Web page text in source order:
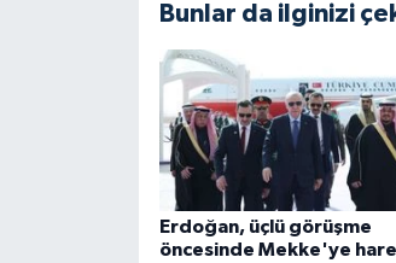
Bunlar da ilginizi
Erdoğan, üçlü görüşme
öncesinde Mekke'ye